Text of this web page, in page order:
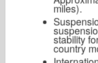
miles).
stability
country